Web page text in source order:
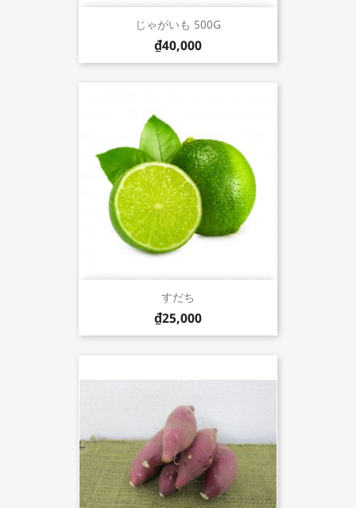
じゃがいも 500G
₫40,000
すだち
₫25,000